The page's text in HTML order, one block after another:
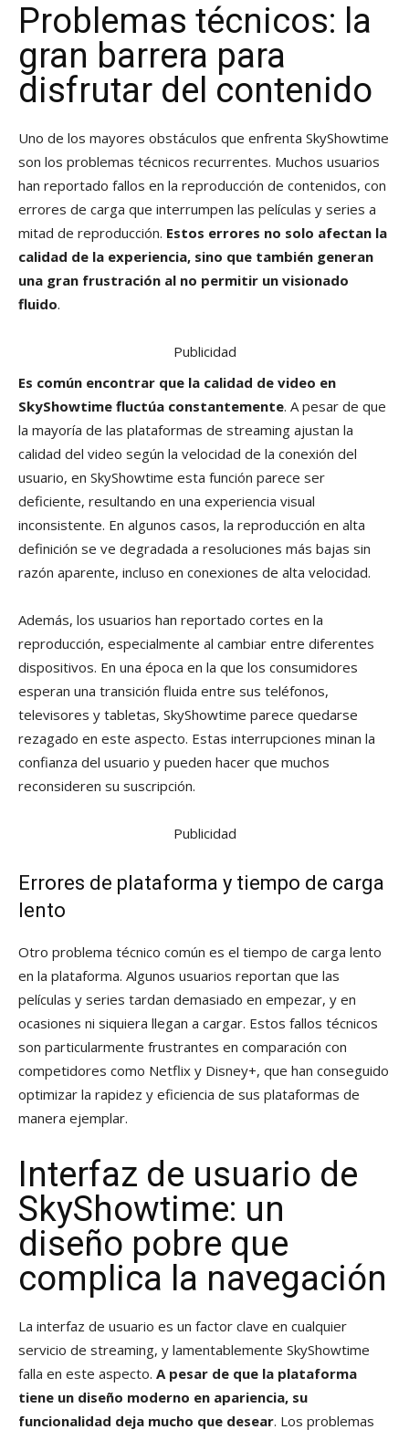
Problemas técnicos: la
gran barrera para
disfrutar del contenido
Uno de los mayores obstáculos que enfrenta SkyShowtime
son los problemas técnicos recurrentes. Muchos usuarios
han reportado fallos en la reproducción de contenidos, con
errores de carga que interrumpen las películas y series a
mitad de reproducción. Estos errores no solo afectan la
calidad de la experiencia, sino que también generan
una gran frustración al no permitir un visionado
fluido.
Publicidad
Es común encontrar que la calidad de video en
SkyShowtime fluctúa constantemente. A pesar de que
la mayoría de las plataformas de streaming ajustan la
calidad del video según la velocidad de la conexión del
usuario, en SkyShowtime esta función parece ser
deficiente, resultando en una experiencia visual
inconsistente. En algunos casos, la reproducción en alta
definición se ve degradada a resoluciones más bajas sin
razón aparente, incluso en conexiones de alta velocidad.
Además, los usuarios han reportado cortes en la
reproducción, especialmente al cambiar entre diferentes
dispositivos. En una época en la que los consumidores
esperan una transición fluida entre sus teléfonos,
televisores y tabletas, SkyShowtime parece quedarse
rezagado en este aspecto. Estas interrupciones minan la
confianza del usuario y pueden hacer que muchos
reconsideren su suscripción.
Publicidad
Errores de plataforma y tiempo de carga
lento
Otro problema técnico común es el tiempo de carga lento
en la plataforma. Algunos usuarios reportan que las
películas y series tardan demasiado en empezar, y en
ocasiones ni siquiera llegan a cargar. Estos fallos técnicos
son particularmente frustrantes en comparación con
competidores como Netflix y Disney+, que han conseguido
optimizar la rapidez y eficiencia de sus plataformas de
manera ejemplar.
Interfaz de usuario de
SkyShowtime: un
diseño pobre que
complica la navegación
La interfaz de usuario es un factor clave en cualquier
servicio de streaming, y lamentablemente SkyShowtime
falla en este aspecto. A pesar de que la plataforma
tiene un diseño moderno en apariencia, su
funcionalidad deja mucho que desear. Los problemas